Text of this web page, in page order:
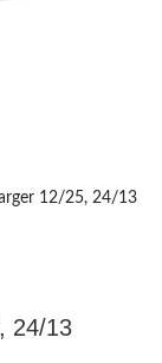
12/25, 24/13
24/13